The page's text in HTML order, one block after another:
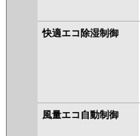
PA-
PA-
P63U6GB
P63U6GN
快適エコ除湿制御
風量エコ自動制御